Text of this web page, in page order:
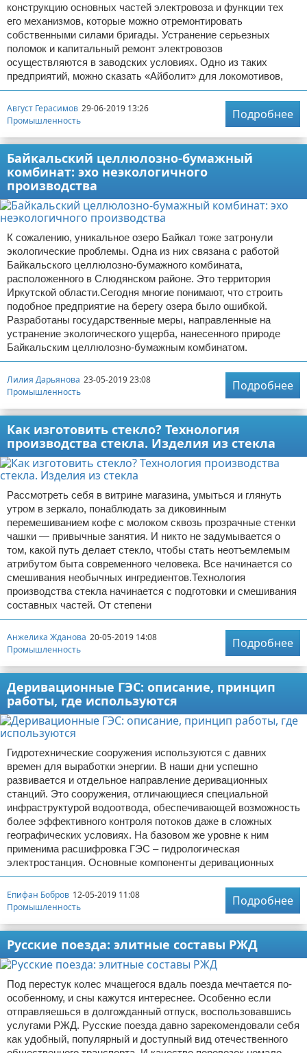
конструкцию основных частей электровоза и функции тех
его механизмов, которые можно отремонтировать
собственными силами бригады. Устранение серьезных
поломок и капитальный ремонт электровозов
осуществляются в заводских условиях. Одно из таких
предприятий, можно сказать «Айболит» для локомотивов,
Август Герасимов 29-06-2019 13:26
Промышленность
Подробнее
Байкальский целлюлозно-бумажный
комбинат: эхо неэкологичного
производства
К сожалению, уникальное озеро Байкал тоже затронули
экологические проблемы. Одна из них связана с работой
Байкальского целлюлозно-бумажного комбината,
расположенного в Слюдянском районе. Это территория
Иркутской области.Сегодня многие понимают, что строить
подобное предприятие на берегу озера было ошибкой.
Разработаны государственные меры, направленные на
устранение экологического ущерба, нанесенного природе
Байкальским целлюлозно-бумажным комбинатом.
Лилия Дарьянова 23-05-2019 23:08
Промышленность
Подробнее
Как изготовить стекло? Технология
производства стекла. Изделия из стекла
Рассмотреть себя в витрине магазина, умыться и глянуть
утром в зеркало, понаблюдать за диковинным
перемешиванием кофе с молоком сквозь прозрачные стенки
чашки — привычные занятия. И никто не задумывается о
том, какой путь делает стекло, чтобы стать неотъемлемым
атрибутом быта современного человека. Все начинается со
смешивания необычных ингредиентов.Технология
производства стекла начинается с подготовки и смешивания
составных частей. От степени
Анжелика Жданова 20-05-2019 14:08
Промышленность
Подробнее
Деривационные ГЭС: описание, принцип
работы, где используются
Гидротехнические сооружения используются с давних
времен для выработки энергии. В наши дни успешно
развивается и отдельное направление деривационных
станций. Это сооружения, отличающиеся специальной
инфраструктурой водоотвода, обеспечивающей возможность
более эффективного контроля потоков даже в сложных
географических условиях. На базовом же уровне к ним
применима расшифровка ГЭС – гидрологическая
электростанция. Основные компоненты деривационных
Епифан Бобров 12-05-2019 11:08
Промышленность
Подробнее
Русские поезда: элитные составы РЖД
Под перестук колес мчащегося вдаль поезда мечтается по-
особенному, и сны кажутся интереснее. Особенно если
отправляешься в долгожданный отпуск, воспользовавшись
услугами РЖД. Русские поезда давно зарекомендовали себя
как удобный, популярный и доступный вид отечественного